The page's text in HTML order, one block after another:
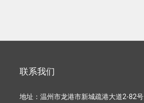
联系我们
地址：温州市龙港市新城疏港大道2-82号